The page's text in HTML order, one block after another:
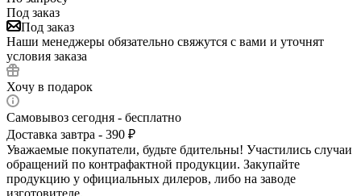
Под заказ
Под заказ
Наши менеджеры обязательно свяжутся с вами и уточнят
условия заказа
Хочу в подарок
Самовывоз сегодня - бесплатно
Доставка завтра - 390 ₽
Уважаемые покупатели, будьте бдительны! Участились случаи
обращений по контрафактной продукции. Закупайте
продукцию у официальных дилеров, либо на заводе
изготовителе.